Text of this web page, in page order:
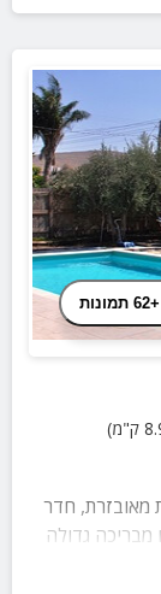
+62 תמונות
כפרית, עם 5 יחידות מאובזרת, חדר
מבריכה גדולה